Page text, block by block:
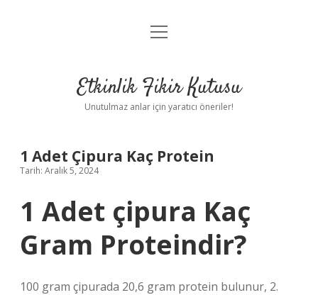
Anasayfa
Yasal Uyarı
menüyü
Etkinlik Fikir Kutusu
Unutulmaz anlar için yaratıcı öneriler!
1 Adet Çipura Kaç Protein
Tarih: Aralık 5, 2024
1 Adet çipura Kaç
Gram Proteindir?
100 gram çipurada 20,6 gram protein bulunur, 2.